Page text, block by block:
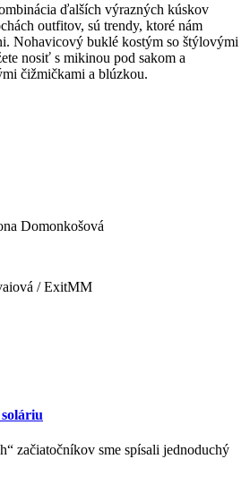
ďalších výrazných kúskov
outfitov, sú trendy, ktoré nám
Nohavicový buklé kostým so štýlovými
nosiť s mikinou pod sakom a
čižmičkami a blúzkou.
Domonkošová
/ ExitMM
začiatočníkov sme spísali jednoduchý